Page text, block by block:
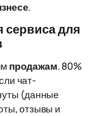
.
для
продажам. 80%
чат-
(данные
отзывы и